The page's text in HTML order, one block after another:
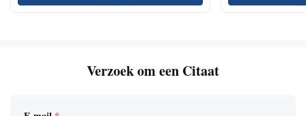
Verzoek om een Citaat